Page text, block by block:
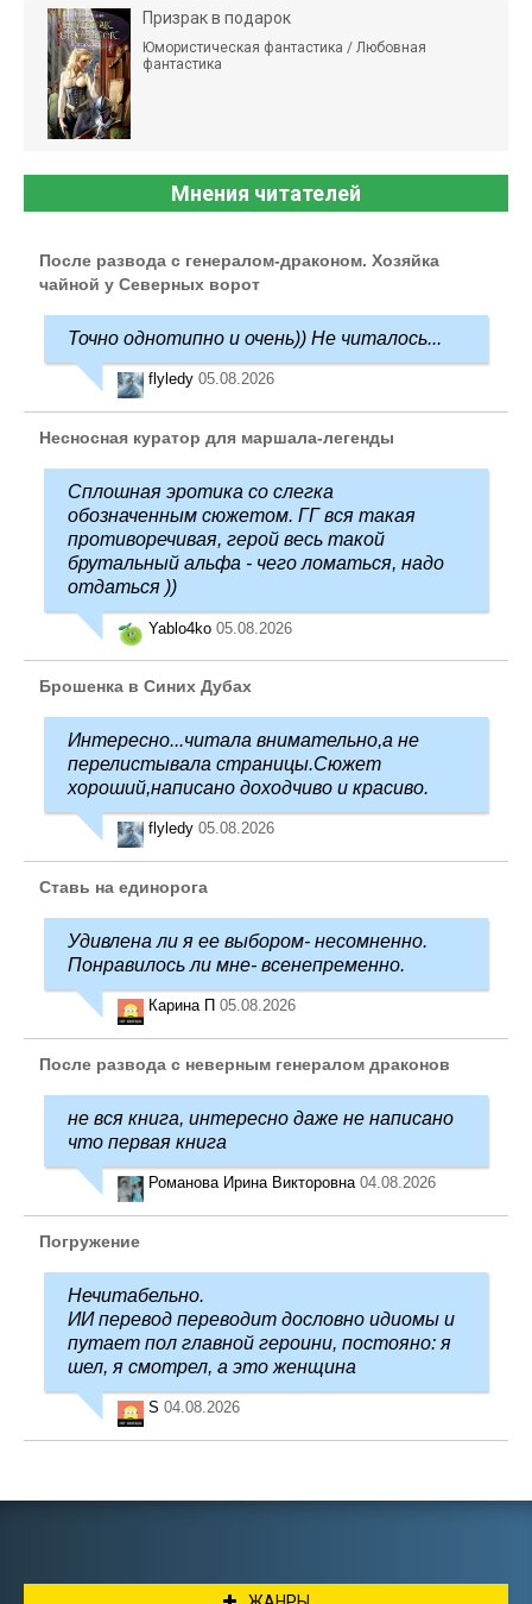
Призрак в подарок
Юмористическая фантастика / Любовная
фантастика
Мнения читателей
После развода с генералом-драконом. Хозяйка
чайной у Северных ворот
Точно однотипно и очень)) Не читалось...
flyledy 05.08.2026
Несносная куратор для маршала-легенды
Сплошная эротика со слегка
обозначенным сюжетом. ГГ вся такая
противоречивая, герой весь такой
брутальный альфа - чего ломаться, надо
отдаться ))
Yablo4ko 05.08.2026
Брошенка в Синих Дубах
Интересно...читала внимательно,а не
перелистывала страницы.Сюжет
хороший,написано доходчиво и красиво.
flyledy 05.08.2026
Ставь на единорога
Удивлена ли я ее выбором- несомненно.
Понравилось ли мне- всенепременно.
Карина П 05.08.2026
После развода с неверным генералом драконов
не вся книга, интересно даже не написано
что первая книга
Романова Ирина Викторовна 04.08.2026
Погружение
Нечитабельно.
ИИ перевод переводит дословно идиомы и
путает пол главной героини, постояно: я
шел, я смотрел, а это женщина
S 04.08.2026